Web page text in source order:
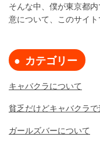
そんな中、僕が東京都
意について、このサイト
カテゴリー
キャバクラについて
貧乏だけどキャバクラ
ガールズバーについて